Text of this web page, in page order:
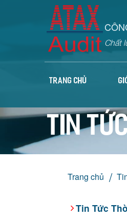
Chất
TRANG CHỦ
Tin
Trang chủ
Tin Tức